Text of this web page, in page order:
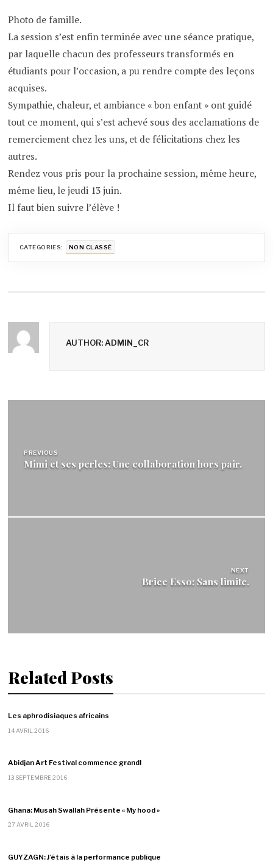
Photo de famille.
La session s’est enfin terminée avec une séance pratique,
par laquelle chacun des professeurs transformés en
étudiants pour l’occasion, a pu rendre compte des leçons
acquises.
Sympathie, chaleur, et ambiance « bon enfant » ont guidé
tout ce moment, qui s’est achevé sous des acclamations de
remerciement chez les uns, et de félicitations chez les
autres.
Rendez vous pris pour la prochaine session, même heure,
même lieu, le jeudi 13 juin.
Il faut bien suivre l’élève !
CATEGORIES: NON CLASSÉ
AUTHOR: ADMIN_CR
l’article
PREVIOUS
Mimi et ses perles: Une collaboration hors pair.
NEXT
Brice Esso: Sans limite.
Related Posts
Les aphrodisiaques africains
14 AVRIL 2016
Abidjan Art Festival commence grand!
13 SEPTEMBRE 2016
Ghana: Musah Swallah Présente « My hood »
27 AVRIL 2016
GUYZAGN: J’étais à la performance publique